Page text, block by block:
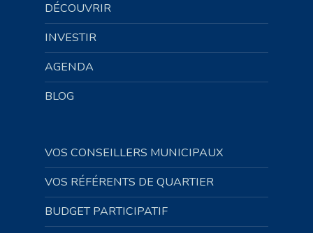
DÉCOUVRIR
INVESTIR
AGENDA
BLOG
VOS CONSEILLERS MUNICIPAUX
VOS RÉFÉRENTS DE QUARTIER
BUDGET PARTICIPATIF